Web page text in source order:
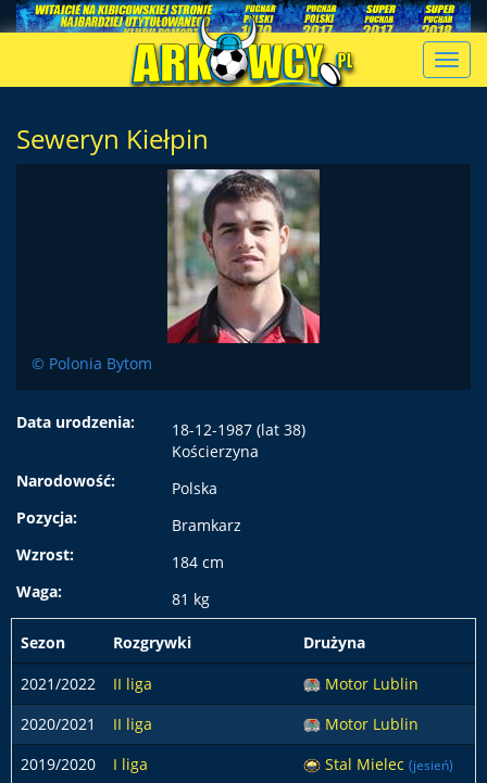
Seweryn Kiełpin
© Polonia Bytom
Data urodzenia:
18-12-1987 (lat 38)
Kościerzyna
Narodowość:
Polska
Pozycja:
Bramkarz
Wzrost:
184 cm
Waga:
81 kg
Sezon Rozgrywki
Drużyna
2021/2022
II liga
Motor Lublin
2020/2021
II liga
Motor Lublin
2019/2020
I liga Stal Mielec (jesień)